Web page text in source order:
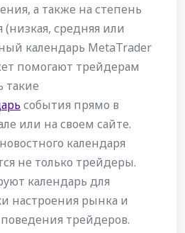
а также на степень
средняя или
календарь MetaTrader
помогают трейдерам
такие
события прямо в
или на своем сайте.
календаря
не только трейдеры.
календарь для
настроения рынка и
трейдеров.